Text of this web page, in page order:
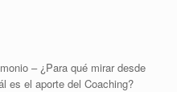
– ¿Para qué mirar desde
es el aporte del Coaching?